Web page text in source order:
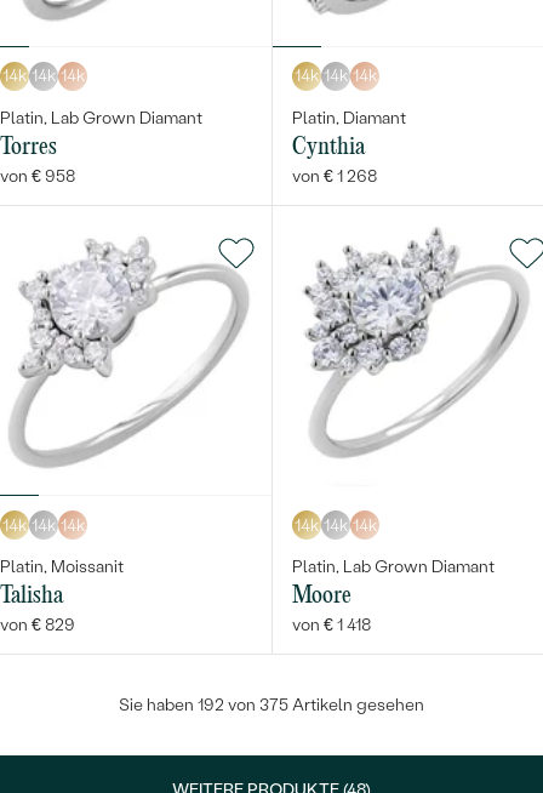
14k 14k 14k
Platin, Lab Grown Diamant
Torres
von € 958
14k 14k 14k
Platin, Diamant
Cynthia
von € 1 268
14k 14k 14k
Platin, Moissanit
Talisha
von € 829
14k 14k 14k
Platin, Lab Grown Diamant
Moore
von € 1 418
Sie haben 192 von 375 Artikeln gesehen